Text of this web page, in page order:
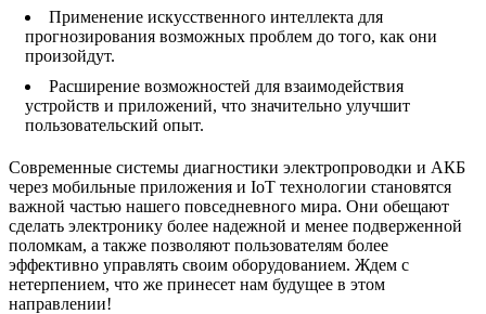
Применение искусственного интеллекта для
прогнозирования возможных проблем до того, как они
произойдут.
Расширение возможностей для взаимодействия
устройств и приложений, что значительно улучшит
пользовательский опыт.
Современные системы диагностики электропроводки и АКБ
через мобильные приложения и IoT технологии становятся
важной частью нашего повседневного мира. Они обещают
сделать электронику более надежной и менее подверженной
поломкам, а также позволяют пользователям более
эффективно управлять своим оборудованием. Ждем с
нетерпением, что же принесет нам будущее в этом
направлении!